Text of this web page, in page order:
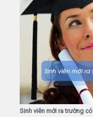
Sinh viên mới ra trường